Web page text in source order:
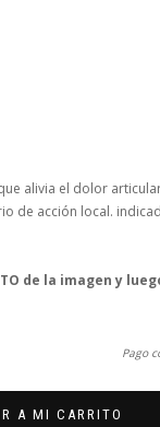
alivia el dolor
de acción local.
de la imagen y
Pago
A MI CARRITO